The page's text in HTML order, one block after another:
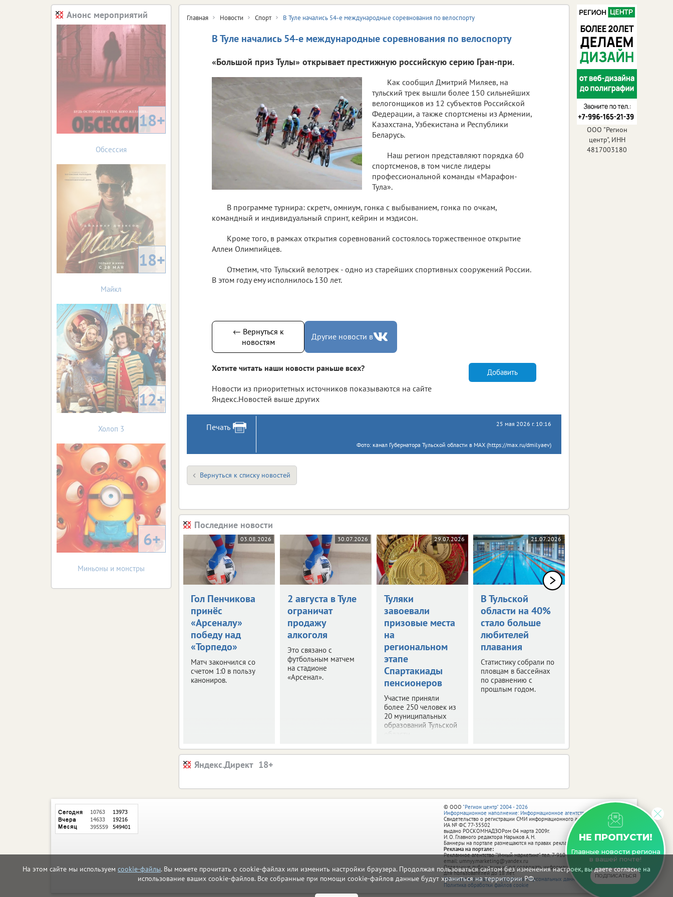
На этом сайте мы используем cookie-файлы. Вы можете прочитать о cookie-файлах или изменить настройки браузера. Продолжая пользоваться сайтом без изменения настроек, вы даете согласие на
использование ваших cookie-файлов. Все собранные при помощи cookie-файлов данные будут храниться на территории РФ.
Главная Новости Спорт В Туле начались 54-е международные соревнования по велоспорту
В Туле начались 54-е международные соревнования по велоспорту
«Большой приз Тулы» открывает престижную российскую серию Гран-при.
Как сообщил Дмитрий Миляев, на
тульский трек вышли более 150 сильнейших
велогонщиков из 12 субъектов Российской
Федерации, а также спортсмены из Армении,
Казахстана, Узбекистана и Республики
Беларусь.
Наш регион представляют порядка 60
спортсменов, в том числе лидеры
профессиональной команды «Марафон-
Тула».
В программе турнира: скретч, омниум, гонка с выбыванием, гонка по очкам,
командный и индивидуальный спринт, кейрин и мэдисон.
Кроме того, в рамках открытия соревнований состоялось торжественное открытие
Аллеи Олимпийцев.
Отметим, что Тульский велотрек - одно из старейших спортивных сооружений России.
В этом году ему исполнилось 130 лет.
← Вернуться к
новостям
Другие новости в
Хотите читать наши новости раньше всех?
Новости из приоритетных источников показываются на сайте
Яндекс.Новостей выше других
Добавить
Печать 25 мая 2026 г. 10:16
Фото: канал Губернатора Тульской области в MAX (https://max.ru/dmilyaev)
Вернуться к списку новостей
Последние новости
03.08.2026
Гол Пенчикова
принёс
«Арсеналу»
победу над
«Торпедо»
Матч закончился со
счетом 1:0 в пользу
канониров.
30.07.2026
2 августа в Туле
ограничат
продажу
алкоголя
Это связано с
футбольным матчем
на стадионе
«Арсенал».
29.07.2026
Туляки
завоевали
призовые места
на
региональном
этапе
Спартакиады
пенсионеров
Участие приняли
более 250 человек из
20 муниципальных
образований Тульской
области.
21.07.2026
В Тульской
области на 40%
стало больше
любителей
плавания
Статистику собрали по
пловцам в бассейнах
по сравнению с
прошлым годом.
Яндекс.Директ
Анонс мероприятий
18+
Обсессия
18+
Майкл
12+
Холоп 3
6+
Миньоны и монстры
ООО "Регион
центр", ИНН
4817003180
НЕ ПРОПУСТИ!
Главные новости региона
в вашей почте!
ПОДПИСАТЬСЯ
© ООО "Регион центр" 2004 - 2026
Информационное наполнение: Информационное агентство vRossii.ru
Свидетельство о регистрации СМИ информационного агентства vRossii.ru
ИА № ФС 77‑35502
выдано РОСКОМНАДЗОРом 04 марта 2009г.
И. О. Главного редактора Нарыков А. Н.
Баннеры на портале размещаются на правах рекламы.
Реклама на портале:
Рекламное агентство "Умный маркетинг" тел. 7-910-267-70-40,
email: umnyy.marketing@yandex.ru
Отдельные публикации могут содержать информацию, не предназначенную
для пользователей до 18 лет.
Политика в отношении обработки персональных данных
Политика обработки файлов cookie